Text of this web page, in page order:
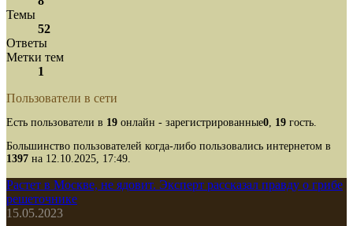
Темы
52
Ответы
Метки тем
1
Пользователи в сети
Есть пользователи в 19 онлайн - зарегистрированные0 19 гость.
Большинство пользователей когда-либо пользовались интернетом в
1397 на 12.10.2025, 17:49.
Растет в Москве, не ядовит. Эксперт рассказал правду о грибе
решеточнике
15.05.2023